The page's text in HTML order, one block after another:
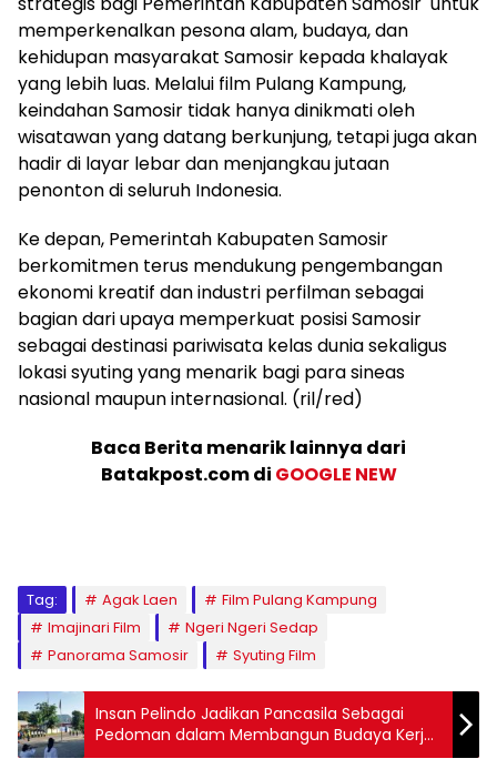
memperkenalkan pesona alam, budaya, dan
kehidupan masyarakat Samosir kepada khalayak
yang lebih luas. Melalui film Pulang Kampung,
keindahan Samosir tidak hanya dinikmati oleh
wisatawan yang datang berkunjung, tetapi juga akan
hadir di layar lebar dan menjangkau jutaan
penonton di seluruh Indonesia.
Ke depan, Pemerintah Kabupaten Samosir
berkomitmen terus mendukung pengembangan
ekonomi kreatif dan industri perfilman sebagai
bagian dari upaya memperkuat posisi Samosir
sebagai destinasi pariwisata kelas dunia sekaligus
lokasi syuting yang menarik bagi para sineas
nasional maupun internasional. (ril/red)
Baca Berita menarik lainnya dari
Batakpost.com di GOOGLE NEW
Tag: Agak Laen
Film Pulang Kampung
Imajinari Film
Ngeri Ngeri Sedap
Panorama Samosir
Syuting Film
Insan Pelindo Jadikan Pancasila Sebagai
Pedoman dalam Membangun Budaya Kerja
yang Berintegritas